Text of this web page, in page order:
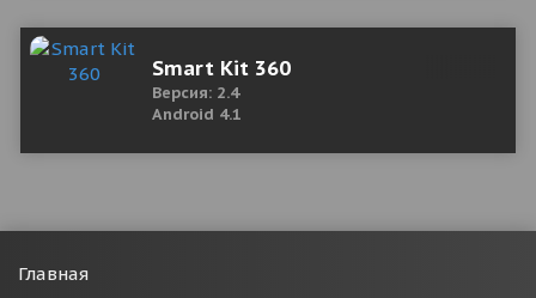
Smart Kit 360
Версия: 2.4
Android 4.1
Главная